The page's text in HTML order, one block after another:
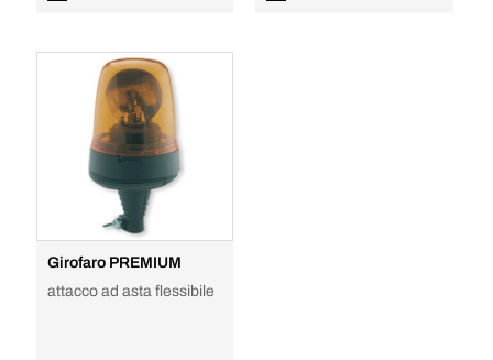
Girofaro PREMIUM
attacco ad asta flessibile